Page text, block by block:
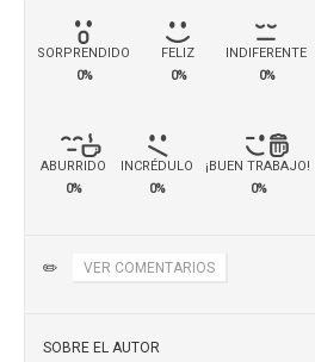
SORPRENDIDO
0%
FELIZ
0%
INDIFERENTE
0%
ABURRIDO
0%
INCRÉDULO
0%
¡BUEN TRABAJO!
0%
✏️ VER COMENTARIOS
SOBRE EL AUTOR